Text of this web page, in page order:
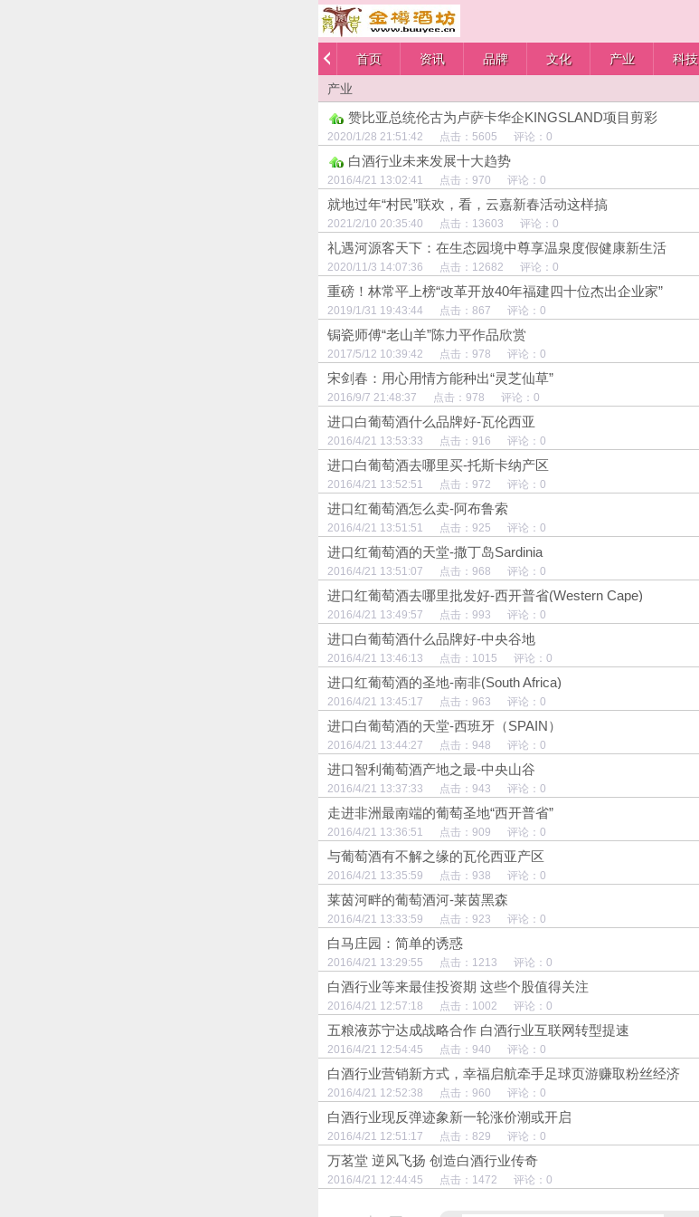
首页 资讯 品牌 文化 产业 科技
产业
赞比亚总统伦古为卢萨卡华企KINGSLAND项目剪彩
2020/1/28 21:51:42 点击：5605 评论：0
白酒行业未来发展十大趋势
2016/4/21 13:02:41 点击：970 评论：0
就地过年“村民”联欢，看，云嘉新春活动这样搞
2021/2/10 20:35:40 点击：13603 评论：0
礼遇河源客天下：在生态园境中尊享温泉度假健康新生活
2020/11/3 14:07:36 点击：12682 评论：0
重磅！林常平上榜“改革开放40年福建四十位杰出企业家”
2019/1/31 19:43:44 点击：867 评论：0
锔瓷师傅“老山羊”陈力平作品欣赏
2017/5/12 10:39:42 点击：978 评论：0
宋剑春：用心用情方能种出“灵芝仙草”
2016/9/7 21:48:37 点击：978 评论：0
进口白葡萄酒什么品牌好-瓦伦西亚
2016/4/21 13:53:33 点击：916 评论：0
进口白葡萄酒去哪里买-托斯卡纳产区
2016/4/21 13:52:51 点击：972 评论：0
进口红葡萄酒怎么卖-阿布鲁索
2016/4/21 13:51:51 点击：925 评论：0
进口红葡萄酒的天堂-撒丁岛Sardinia
2016/4/21 13:51:07 点击：968 评论：0
进口红葡萄酒去哪里批发好-西开普省(Western Cape)
2016/4/21 13:49:57 点击：993 评论：0
进口白葡萄酒什么品牌好-中央谷地
2016/4/21 13:46:13 点击：1015 评论：0
进口红葡萄酒的圣地-南非(South Africa)
2016/4/21 13:45:17 点击：963 评论：0
进口白葡萄酒的天堂-西班牙（SPAIN）
2016/4/21 13:44:27 点击：948 评论：0
进口智利葡萄酒产地之最-中央山谷
2016/4/21 13:37:33 点击：943 评论：0
走进非洲最南端的葡萄圣地“西开普省”
2016/4/21 13:36:51 点击：909 评论：0
与葡萄酒有不解之缘的瓦伦西亚产区
2016/4/21 13:35:59 点击：938 评论：0
莱茵河畔的葡萄酒河-莱茵黑森
2016/4/21 13:33:59 点击：923 评论：0
白马庄园：简单的诱惑
2016/4/21 13:29:55 点击：1213 评论：0
白酒行业等来最佳投资期 这些个股值得关注
2016/4/21 12:57:18 点击：1002 评论：0
五粮液苏宁达成战略合作 白酒行业互联网转型提速
2016/4/21 12:54:45 点击：940 评论：0
白酒行业营销新方式，幸福启航牵手足球页游赚取粉丝经济
2016/4/21 12:52:38 点击：960 评论：0
白酒行业现反弹迹象新一轮涨价潮或开启
2016/4/21 12:51:17 点击：829 评论：0
万茗堂 逆风飞扬 创造白酒行业传奇
2016/4/21 12:44:45 点击：1472 评论：0